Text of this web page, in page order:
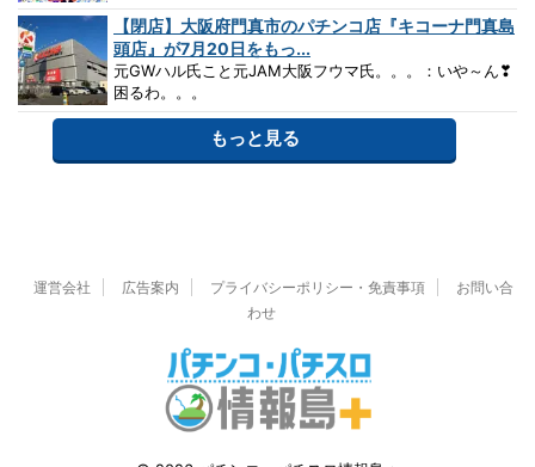
【閉店】大阪府門真市のパチンコ店『キコーナ門真島
頭店』が7月20日をもっ...
元GWハル氏こと元JAM大阪フウマ氏。。。：いや～ん❣
困るわ。。。
もっと見る
運営会社 広告案内 プライバシーポリシー・免責事項
お問い合
わせ